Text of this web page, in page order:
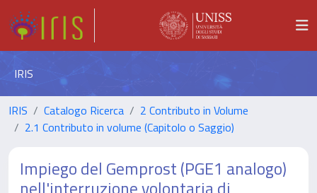
IRIS
IRIS Catalogo Ricerca
2 Contributo in Volume
2.1 Contributo in volume (Capitolo o Saggio)
Impiego del Gemprost (PGE1 analogo)